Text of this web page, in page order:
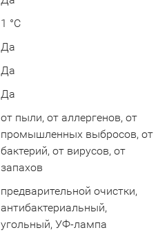
1 °C
Да
Да
Да
от пыли, от аллергенов, от
промышленных выбросов, от
бактерий, от вирусов, от
запахов
предварительной очистки,
антибактериальный,
угольный, УФ-лампа